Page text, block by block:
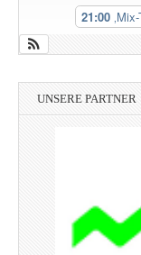
21:00
UNSERE PARTNER